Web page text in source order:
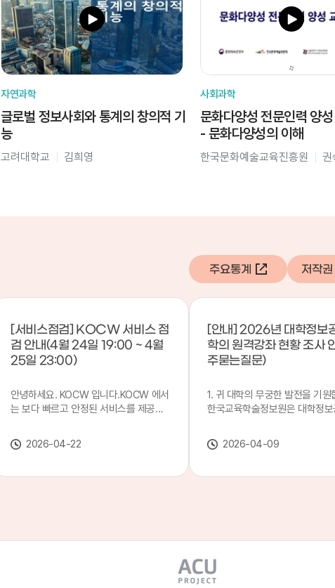
자연과학
글로벌 정보사회와 통계의 창의적 기
능
고려대학교 김희영
사회과학
문화다양성 전문인력 양
- 문화다양성의 이해
한국문화예술교육진흥원 권
[서비스점검] KOCW 서비스 점
검 안내(4월 24일 19:00 ~ 4월
25일 23:00)
안녕하세요. KOCW 입니다.KOCW 에서
는 보다 빠르고 안정된 서비스를 제공하
합니다.※ 서비스 점검 작업 일시 : 4월
24일(금) 19:00 ~ 4월 25일(토) 23:00
안 일시중지될 예정이오니, 이 점 양해하
2026-04-22
[안내] 2026년 대학정보
학의 원격강좌 현황 조사
주묻는질문)
1. 귀 대학의 무궁한 발전을 기원
한국교육학술정보원은 대학정
본 조사는 2025. 3. 1~2026. 2.
에 운영된 원격강좌(이러닝) 현
강좌(12-바)'에 데이터를 연계할
인시 캠퍼스인 경우 해당 캠퍼스
있는 기관명을 선택하시면 됩니
2026-04-09
주요통계 저작